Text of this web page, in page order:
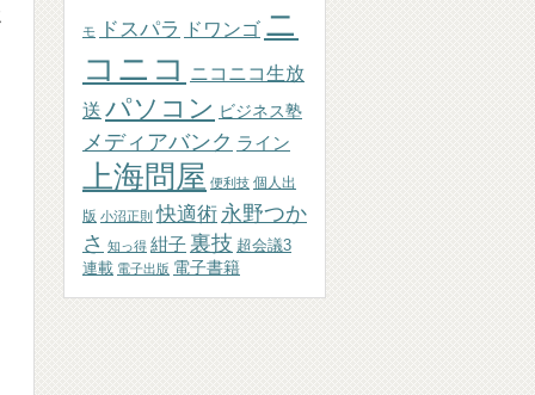
モ ドスパラ ドワンゴ ニ
コニコ ニコニコ生放
送 パソコン ビジネス塾
メディアバンク ライン
上海問屋 便利技 個人出
版 小沼正則 快適術 永野つか
さ 知っ得 紺子 裏技 超会議3
連載 電子出版 電子書籍